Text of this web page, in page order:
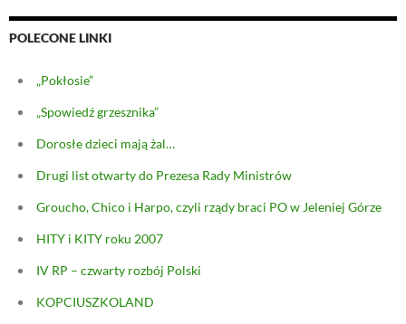
POLECONE LINKI
„Pokłosie”
„Spowiedź grzesznika”
Dorosłe dzieci mają żal…
Drugi list otwarty do Prezesa Rady Ministrów
Groucho, Chico i Harpo, czyli rządy braci PO w Jeleniej Górze
HITY i KITY roku 2007
IV RP – czwarty rozbój Polski
KOPCIUSZKOLAND